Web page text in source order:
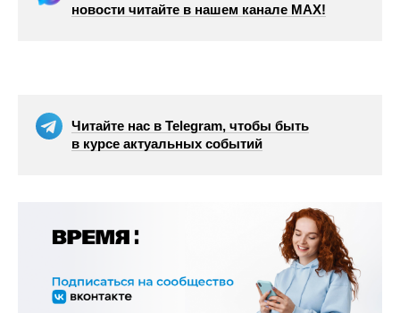
новости читайте в нашем канале МАХ!
Читайте нас в Telegram, чтобы быть
в курсе актуальных событий